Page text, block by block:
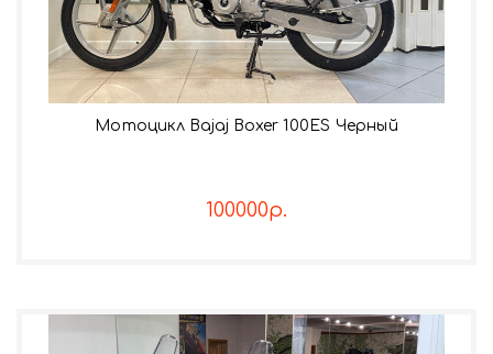
Мотоцикл Bajaj Boxer 100ES Черный
100000р.